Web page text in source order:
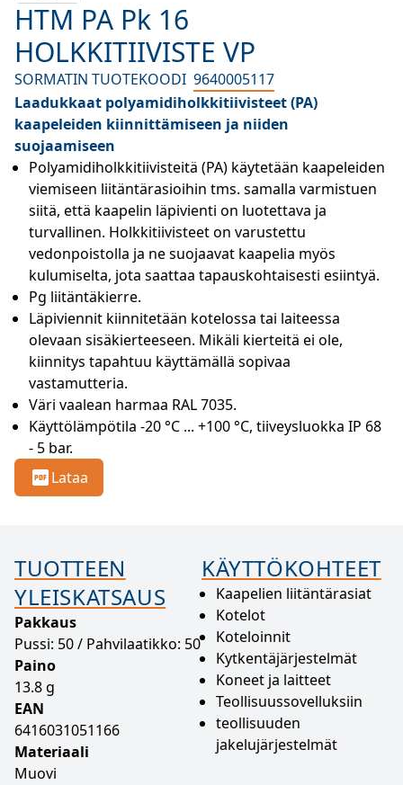
HTM PA Pk 16
HOLKKITIIVISTE VP
SORMATIN TUOTEKOODI 9640005117
Laadukkaat polyamidiholkkitiivisteet (PA)
kaapeleiden kiinnittämiseen ja niiden
suojaamiseen
Polyamidiholkkitiivisteitä (PA) käytetään kaapeleiden
viemiseen liitäntärasioihin tms. samalla varmistuen
siitä, että kaapelin läpivienti on luotettava ja
turvallinen. Holkkitiivisteet on varustettu
vedonpoistolla ja ne suojaavat kaapelia myös
kulumiselta, jota saattaa tapauskohtaisesti esiintyä.
Pg liitäntäkierre.
Läpiviennit kiinnitetään kotelossa tai laiteessa
olevaan sisäkierteeseen. Mikäli kierteitä ei ole,
kiinnitys tapahtuu käyttämällä sopivaa
vastamutteria.
Väri vaalean harmaa RAL 7035.
Käyttölämpötila -20 °C ... +100 °C, tiiveysluokka IP 68
- 5 bar.
Lataa
TUOTTEEN
YLEISKATSAUS
Pakkaus
Pussi: 50 / Pahvilaatikko: 50
Paino
13.8 g
EAN
6416031051166
Materiaali
Muovi
KÄYTTÖKOHTEET
Kaapelien liitäntärasiat
Kotelot
Koteloinnit
Kytkentäjärjestelmät
Koneet ja laitteet
Teollisuussovelluksiin
teollisuuden
jakelujärjestelmät